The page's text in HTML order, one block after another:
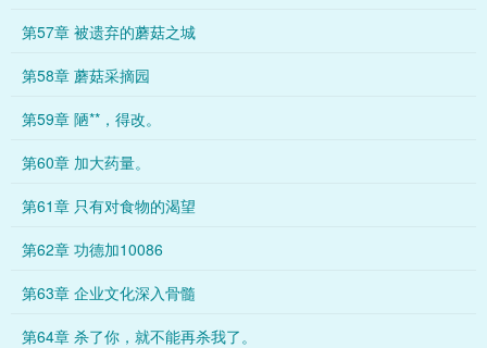
第57章 被遗弃的蘑菇之城
第58章 蘑菇采摘园
第59章 陋**，得改。
第60章 加大药量。
第61章 只有对食物的渴望
第62章 功德加10086
第63章 企业文化深入骨髓
第64章 杀了你，就不能再杀我了。